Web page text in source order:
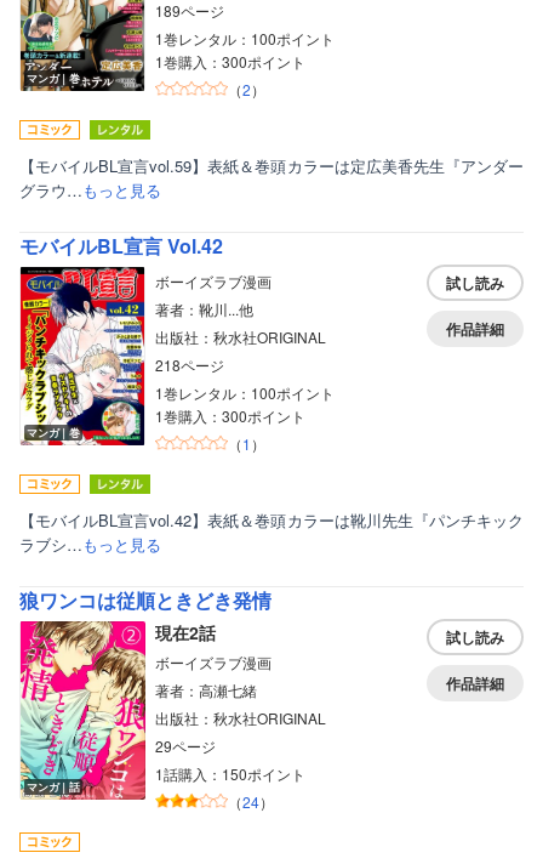
マンガ｜巻
189ページ
1巻レンタル：100ポイント
1巻購入：300ポイント
（2）
【モバイルBL宣言vol.59】表紙＆巻頭カラーは定広美香先生『アンダー
グラウ…もっと見る
モバイルBL宣言 Vol.42
マンガ｜巻
ボーイズラブ漫画
著者：靴川...他
出版社：秋水社ORIGINAL
218ページ
1巻レンタル：100ポイント
1巻購入：300ポイント
（1 ）
試し読み
作品詳細
【モバイルBL宣言vol.42】表紙＆巻頭カラーは靴川先生『パンチキック
ラブシ…もっと見る
狼ワンコは従順ときどき発情
マンガ｜話
現在2話
ボーイズラブ漫画
著者：高瀬七緒
出版社：秋水社ORIGINAL
29ページ
1話購入：150ポイント
（24）
試し読み
作品詳細